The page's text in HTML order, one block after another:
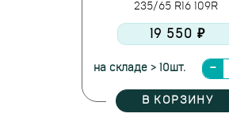
235/65 R16 109R
19 550 ₽
на складе > 10шт.
В КОРЗИНУ